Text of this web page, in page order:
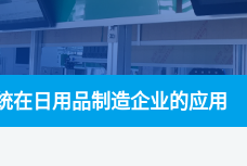
在日用品制造企业的应用